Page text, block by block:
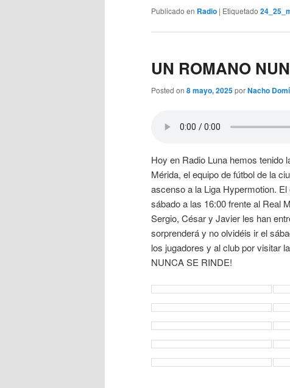
Publicado en Radio | Etiquetado
UN ROMANO
Posted on 8 mayo, 2025porNacho
Hoy en Radio Luna hemos tenido
Mérida, el equipo de fútbol de la
ascenso a la Liga Hypermotion.
sábado a las 16:00 frente al Real
Sergio, César y Javier les han
sorprenderá y no olvidéis ir el
los jugadores y al club por visitar
NUNCA SE RINDE!